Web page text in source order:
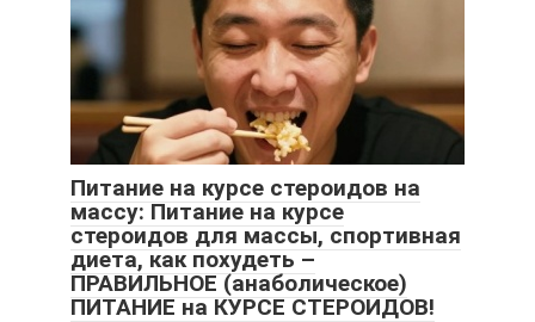
Питание на курсе стероидов на
массу: Питание на курсе
стероидов для массы, спортивная
диета, как похудеть –
ПРАВИЛЬНОЕ (анаболическое)
ПИТАНИЕ на КУРСЕ СТЕРОИДОВ!